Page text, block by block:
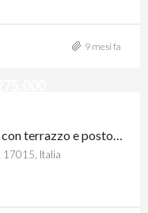
9 mesi fa
17015, Italia